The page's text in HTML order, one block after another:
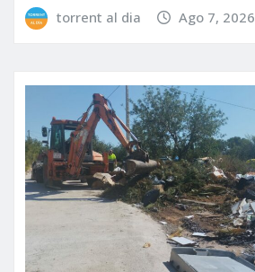
torrent al dia Ago 7, 2026